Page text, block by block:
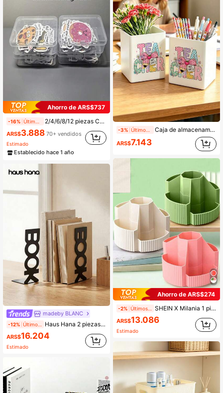
Ahorro de ARS$737
-16% 2/4/6/8/12 piezas Cajas de almacenamiento pequeñas transparentes de PP - Cajas de accesorios de almacenamiento portátiles multifuncionales para pegatinas y joyas, organizadores de almacenamiento de escritorio para el hogar, la escuela y la oficina, para pegatinas, productos pequeños, artículos de papelería, joyas, pinzas para el cabello, lazos para el cabello, almacenamiento de escritorio para la escuela, la oficina y el hogar, tienda de joyas, uso comercial en boutiques, material reforzado, adecuado para la temporada de regreso a la escuela, artículos de papelería prácticos para el regreso a la escuela, regalos para la temporada de regreso a la escuela, regalos de Navidad y Halloween, regalos del Día de San Valentín y del Día de la Madre, regreso a la escuela
ARS$3.888 70+ vendidos
Estimado
Establecido hace 1 año
madeby BLANC
-12% Haus Hana 2 piezas/set hierro decorativo creativo con diseño de letra multipropósito escritorio Sujetalibros para Libro almacenamiento
ARS$16.204
Estimado
-3% Caja de almacenamiento de lápices con patrón de maestro, organizador de papelería de gran capacidad, caja de almacenamiento de artículos de escritorio, adecuada para lápices de colores, crayones y bolígrafos de dibujo, combina funciones de bolsa de lápices y soporte de lápices; útiles escolares, elementos esenciales de aprendizaje, accesorios de escritorio de oficina y almacenamiento de papelería, elementos esenciales de vuelta a la escuela
ARS$7.143
Ahorro de ARS$274
-2% SHEIN X Milania 1 pieza Organizador de escritorio con 5 ranuras giratorio a 360 grados, organizador de escritorio para plumas, gran capacidad, multiusos, estuche para lápices para estudiantes, hombres, mujeres, niñas, brochas de maquillaje, decoración del hogar, de vuelta a la escuela
ARS$13.086
Estimado